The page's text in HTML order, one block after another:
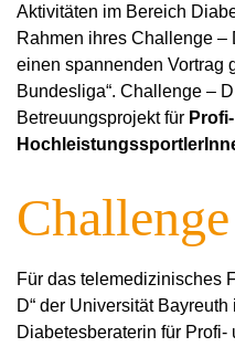
Aktivitäten im Bereich
Rahmen ihres Challenge –
einen spannenden Vortrag
Bundesliga“. Challenge –
Betreuungsprojekt für
Challenge
Für das telemedizinisches
D“ der Universität
Diabetesberaterin für